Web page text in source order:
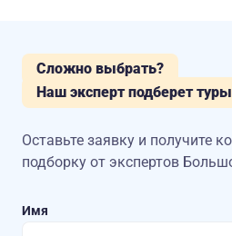
Сложно выбрать?
Наш эксперт подберет
Оставьте заявку и получите
подборку от экспертов
Имя